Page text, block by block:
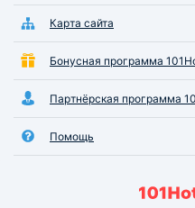
Карта сайта
Бонусная программа
Партнёрская программа
Помощь